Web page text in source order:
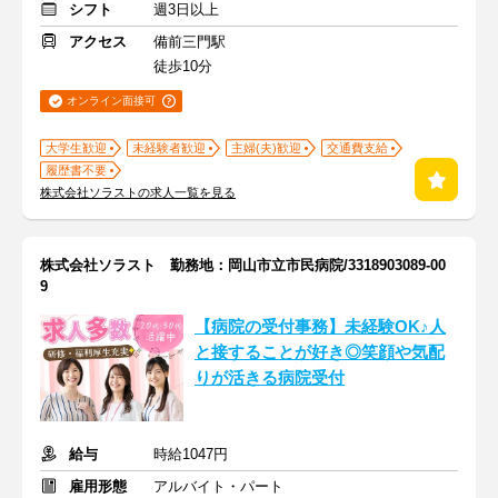
シフト
週3日以上
アクセス
備前三門駅
徒歩10分
オンライン面接可
大学生歓迎 未経験者歓迎 主婦(夫)歓迎
交通費支給
履歴書不要
株式会社ソラストの求人一覧を見る
株式会社ソラスト 勤務地：岡山市立市民病院/3318903089-00
9
【病院の受付事務】未経験OK♪人
と接することが好き◎笑顔や気配
りが活きる病院受付
給与
時給1047円
雇用形態
アルバイト・パート